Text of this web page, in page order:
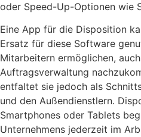
oder Speed-Up-Optionen wie
Eine App für die Disposition
Ersatz für diese Software
Mitarbeitern ermöglichen,
Auftragsverwaltung
entfaltet sie jedoch als
und den Außendienstlern.
Smartphones oder Tablets
Unternehmens jederzeit im